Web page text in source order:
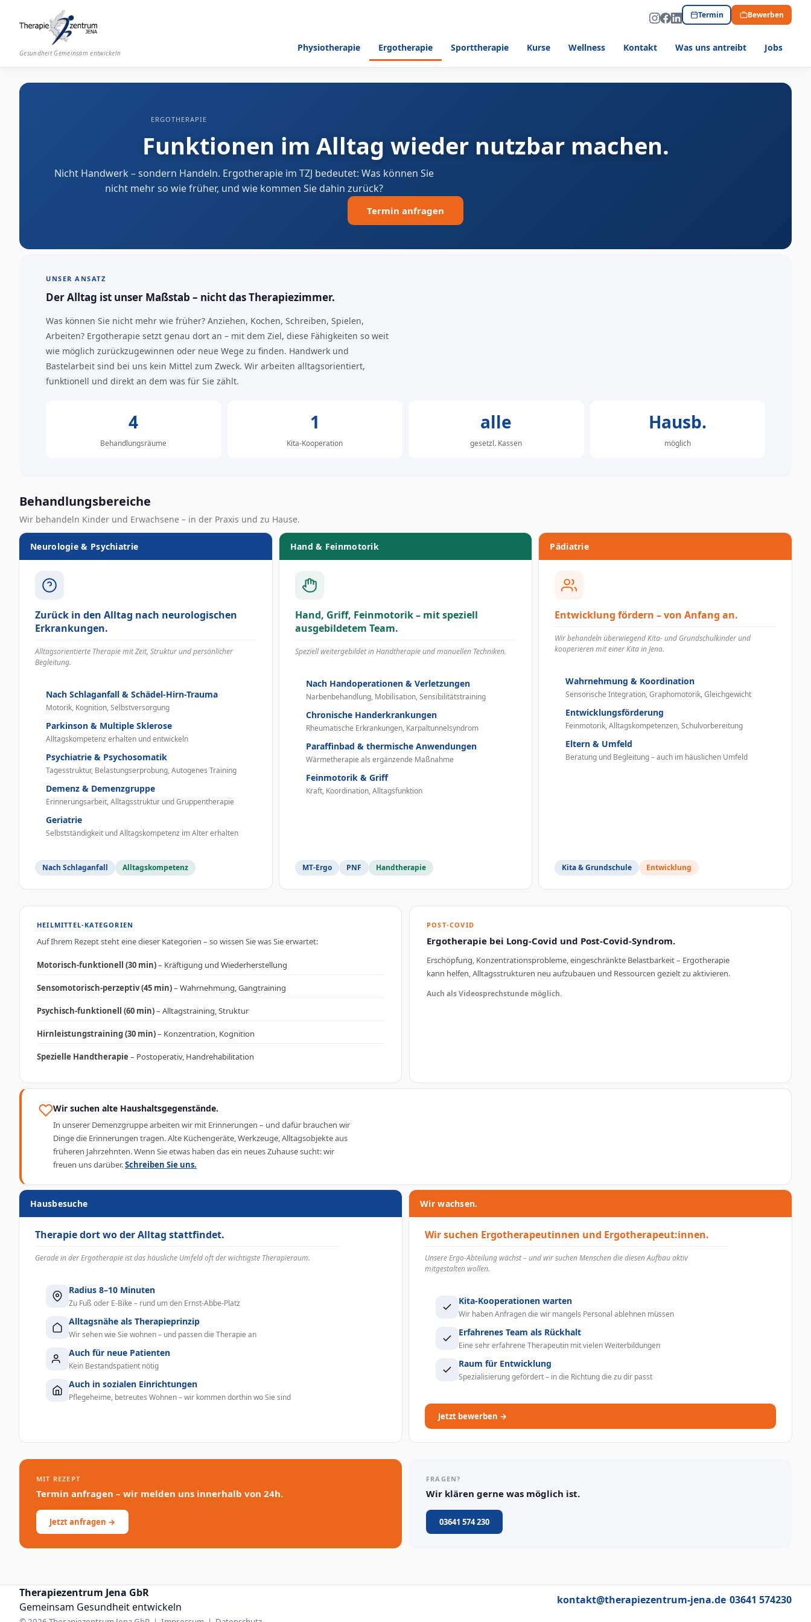
Gesundheit Gemeinsam entwickeln
Termin Bewerben
Physiotherapie Ergotherapie Sporttherapie Kurse Wellness Kontakt Was uns antreibt Jobs
ERGOTHERAPIE
Funktionen im Alltag wieder nutzbar machen.
Nicht Handwerk – sondern Handeln. Ergotherapie im TZJ bedeutet: Was können Sie
nicht mehr so wie früher, und wie kommen Sie dahin zurück?
Termin anfragen
UNSER ANSATZ
Der Alltag ist unser Maßstab – nicht das Therapiezimmer.
Was können Sie nicht mehr wie früher? Anziehen, Kochen, Schreiben, Spielen,
Arbeiten? Ergotherapie setzt genau dort an – mit dem Ziel, diese Fähigkeiten so weit
wie möglich zurückzugewinnen oder neue Wege zu finden. Handwerk und
Bastelarbeit sind bei uns kein Mittel zum Zweck. Wir arbeiten alltagsorientiert,
funktionell und direkt an dem was für Sie zählt.
4
Behandlungsräume
1
Kita-Kooperation
alle
gesetzl. Kassen
Hausb.
möglich
Behandlungsbereiche
Wir behandeln Kinder und Erwachsene – in der Praxis und zu Hause.
Neurologie & Psychiatrie
Zurück in den Alltag nach neurologischen
Erkrankungen.
Alltagsorientierte Therapie mit Zeit, Struktur und persönlicher
Begleitung.
Nach Schlaganfall & Schädel-Hirn-Trauma
Motorik, Kognition, Selbstversorgung
Parkinson & Multiple Sklerose
Alltagskompetenz erhalten und entwickeln
Psychiatrie & Psychosomatik
Tagesstruktur, Belastungserprobung, Autogenes Training
Demenz & Demenzgruppe
Erinnerungsarbeit, Alltagsstruktur und Gruppentherapie
Geriatrie
Selbstständigkeit und Alltagskompetenz im Alter erhalten
Nach Schlaganfall Alltagskompetenz
Hand & Feinmotorik
Hand, Griff, Feinmotorik – mit speziell
ausgebildetem Team.
Speziell weitergebildet in Handtherapie und manuellen Techniken.
Nach Handoperationen & Verletzungen
Narbenbehandlung, Mobilisation, Sensibilitätstraining
Chronische Handerkrankungen
Rheumatische Erkrankungen, Karpaltunnelsyndrom
Paraffinbad & thermische Anwendungen
Wärmetherapie als ergänzende Maßnahme
Feinmotorik & Griff
Kraft, Koordination, Alltagsfunktion
MT-Ergo PNF Handtherapie
Pädiatrie
Entwicklung fördern – von Anfang an.
Wir behandeln überwiegend Kita- und Grundschulkinder und
kooperieren mit einer Kita in Jena.
Wahrnehmung & Koordination
Sensorische Integration, Graphomotorik, Gleichgewicht
Entwicklungsförderung
Feinmotorik, Alltagskompetenzen, Schulvorbereitung
Eltern & Umfeld
Beratung und Begleitung – auch im häuslichen Umfeld
Kita & Grundschule Entwicklung
HEILMITTEL-KATEGORIEN
Auf Ihrem Rezept steht eine dieser Kategorien – so wissen Sie was Sie erwartet:
Motorisch-funktionell (30 min)– Kräftigung und Wiederherstellung
Sensomotorisch-perzeptiv (45 min)– Wahrnehmung, Gangtraining
Psychisch-funktionell (60 min)– Alltagstraining, Struktur
Hirnleistungstraining (30 min)– Konzentration, Kognition
Spezielle Handtherapie – Postoperativ, Handrehabilitation
POST-COVID
Ergotherapie bei Long-Covid und Post-Covid-Syndrom.
Erschöpfung, Konzentrationsprobleme, eingeschränkte Belastbarkeit – Ergotherapie
kann helfen, Alltagsstrukturen neu aufzubauen und Ressourcen gezielt zu aktivieren.
Auch als Videosprechstunde möglich.
Wir suchen alte Haushaltsgegenstände.
In unserer Demenzgruppe arbeiten wir mit Erinnerungen – und dafür brauchen wir
Dinge die Erinnerungen tragen. Alte Küchengeräte, Werkzeuge, Alltagsobjekte aus
früheren Jahrzehnten. Wenn Sie etwas haben das ein neues Zuhause sucht: wir
freuen uns darüber.Schreiben Sie uns.
Hausbesuche
Therapie dort wo der Alltag stattfindet.
Gerade in der Ergotherapie ist das häusliche Umfeld oft der wichtigste Therapieraum.
Radius 8–10 Minuten
Zu Fuß oder E-Bike – rund um den Ernst-Abbe-Platz
Alltagsnähe als Therapieprinzip
Wir sehen wie Sie wohnen – und passen die Therapie an
Auch für neue Patienten
Kein Bestandspatient nötig
Auch in sozialen Einrichtungen
Pflegeheime, betreutes Wohnen – wir kommen dorthin wo Sie sind
Wir wachsen.
Wir suchen Ergotherapeutinnen und Ergotherapeut:innen.
Unsere Ergo-Abteilung wächst – und wir suchen Menschen die diesen Aufbau aktiv
mitgestalten wollen.
Kita-Kooperationen warten
Wir haben Anfragen die wir mangels Personal ablehnen müssen
Erfahrenes Team als Rückhalt
Eine sehr erfahrene Therapeutin mit vielen Weiterbildungen
Raum für Entwicklung
Spezialisierung gefördert – in die Richtung die zu dir passt
Jetzt bewerben →
MIT REZEPT
Termin anfragen – wir melden uns innerhalb von 24h.
Jetzt anfragen →
FRAGEN?
Wir klären gerne was möglich ist.
03641 574 230
Therapiezentrum Jena GbR
Gemeinsam Gesundheit entwickeln
kontakt@therapiezentrum-jena.de•03641 574230